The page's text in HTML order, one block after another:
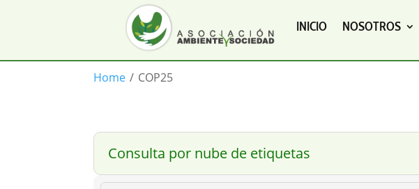
INICIO NOSOTROS
Home / COP25
Consulta por nube de etiquetas